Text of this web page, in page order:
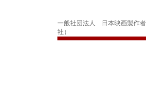
一般社団法人 日本映画製作
社）